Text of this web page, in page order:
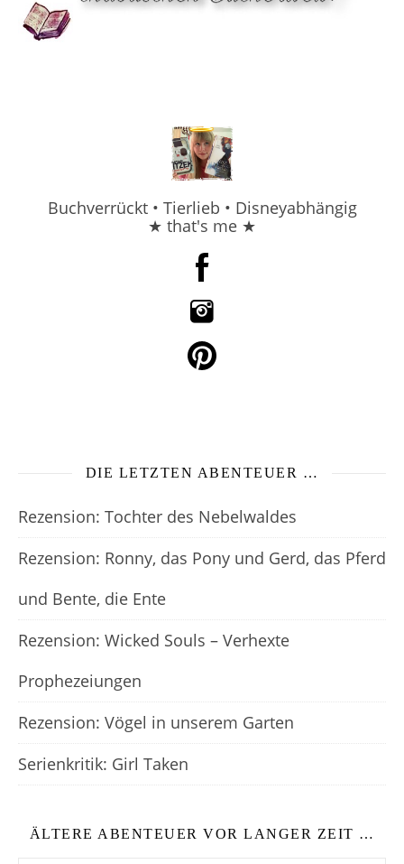
Buchverrückt • Tierlieb • Disneyabhängig
★ that's me ★
DIE LETZTEN ABENTEUER …
Rezension: Tochter des Nebelwaldes
Rezension: Ronny, das Pony und Gerd, das Pferd
und Bente, die Ente
Rezension: Wicked Souls – Verhexte
Prophezeiungen
Rezension: Vögel in unserem Garten
Serienkritik: Girl Taken
ÄLTERE ABENTEUER VOR LANGER ZEIT …